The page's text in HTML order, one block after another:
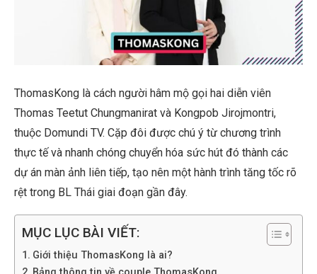
ThomasKong là cách người hâm mộ gọi hai diễn viên
Thomas Teetut Chungmanirat và Kongpob Jirojmontri,
thuộc Domundi TV. Cặp đôi được chú ý từ chương trình
thực tế và nhanh chóng chuyển hóa sức hút đó thành các
dự án màn ảnh liên tiếp, tạo nên một hành trình tăng tốc rõ
rệt trong BL Thái giai đoạn gần đây.
MỤC LỤC BÀI VIẾT:
Giới thiệu ThomasKong là ai?